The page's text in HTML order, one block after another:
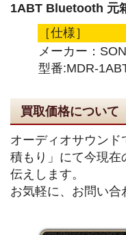
1ABT Bluetooth 元
［仕様］
メーカー：
型番:MDR-
買取価格について
オーディオサウン
積もり」にて今現在
伝えします。
お気軽に、お問い合